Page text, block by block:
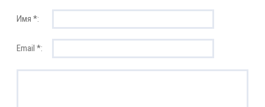
Имя *:
Email *: